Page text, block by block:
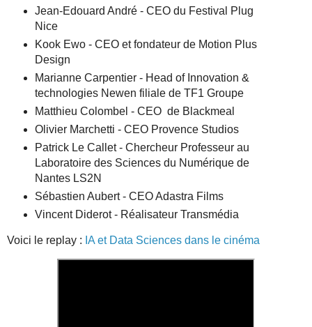
Jean-Edouard André - CEO du Festival Plug
Nice
Kook Ewo - CEO et fondateur de Motion Plus
Design
Marianne Carpentier - Head of Innovation &
technologies Newen filiale de TF1 Groupe
Matthieu Colombel - CEO de Blackmeal
Olivier Marchetti - CEO Provence Studios
Patrick Le Callet - Chercheur Professeur au
Laboratoire des Sciences du Numérique de
Nantes LS2N
Sébastien Aubert - CEO Adastra Films
Vincent Diderot - Réalisateur Transmédia
Voici le replay : IA et Data Sciences dans le cinéma